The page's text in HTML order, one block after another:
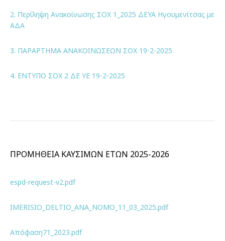
2. Περίληψη Ανακοίνωσης ΣΟΧ 1_2025 ΔΕΥΑ Ηγουμενίτσας με
ΑΔΑ
3. ΠΑΡΑΡΤΗΜΑ ΑΝΑΚΟΙΝΩΣΕΩΝ ΣΟΧ 19-2-2025
4. ΕΝΤΥΠΟ ΣΟΧ 2 ΔΕ ΥΕ 19-2-2025
ΠΡΟΜΗΘΕΙΑ ΚΑΥΣΙΜΩΝ ΕΤΩΝ 2025-2026
espd-request-v2.pdf
IMERISIO_DELTIO_ANA_NOMO_11_03_2025.pdf
Απόφαση71_2023.pdf